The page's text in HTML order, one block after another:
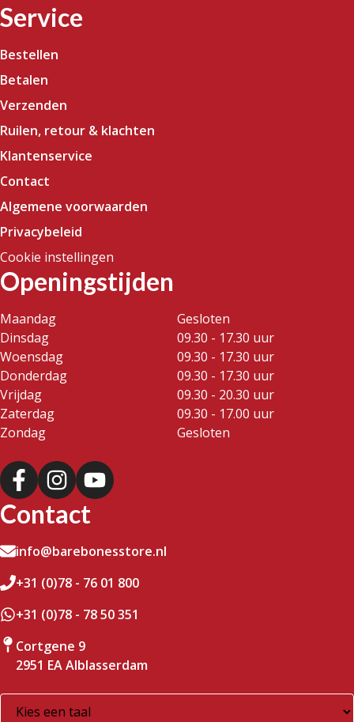
Service
Bestellen
Betalen
Verzenden
Ruilen, retour & klachten
Klantenservice
Contact
Algemene voorwaarden
Privacybeleid
Cookie instellingen
Openingstijden
Maandag
Gesloten
Dinsdag
09.30 - 17.30 uur
Woensdag
09.30 - 17.30 uur
Donderdag
09.30 - 17.30 uur
Vrijdag
09.30 - 20.30 uur
Zaterdag
09.30 - 17.00 uur
Zondag
Gesloten
Contact
info@barebonesstore.nl
+31 (0)78 - 76 01 800
+31 (0)78 - 78 50 351
Cortgene 9
2951 EA Alblasserdam